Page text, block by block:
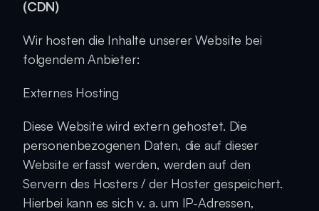
(CDN)
Wir hosten die Inhalte unserer Website bei
folgendem Anbieter:
Externes Hosting
Diese Website wird extern gehostet. Die
personenbezogenen Daten, die auf dieser
Website erfasst werden, werden auf den
Servern des Hosters / der Hoster gespeichert.
Hierbei kann es sich v. a. um IP-Adressen,